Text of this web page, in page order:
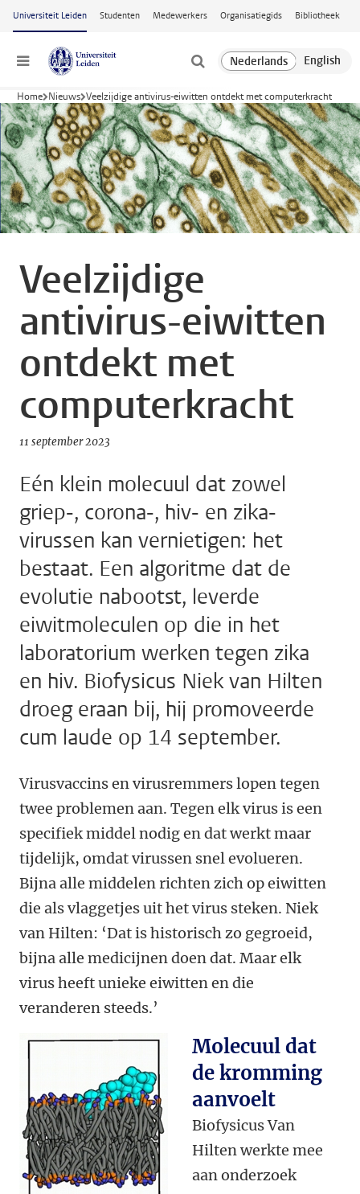
Ga naar hoofdinhoud
Universiteit Leiden Studenten Medewerkers Organisatiegids Bibliotheek
Menu
Home Nieuws Veelzijdige antivirus-eiwitten ontdekt met computerkracht
Veelzijdige
antivirus-eiwitten
ontdekt met
computerkracht
11 september 2023
Eén klein molecuul dat zowel
griep-, corona-, hiv- en zika-
virussen kan vernietigen: het
bestaat. Een algoritme dat de
evolutie nabootst, leverde
eiwitmoleculen op die in het
laboratorium werken tegen zika
en hiv. Biofysicus Niek van Hilten
droeg eraan bij, hij promoveerde
cum laude op 14 september.
Virusvaccins en virusremmers lopen tegen
twee problemen aan. Tegen elk virus is een
specifiek middel nodig en dat werkt maar
tijdelijk, omdat virussen snel evolueren.
Bijna alle middelen richten zich op eiwitten
die als vlaggetjes uit het virus steken. Niek
van Hilten: ‘Dat is historisch zo gegroeid,
bijna alle medicijnen doen dat. Maar elk
virus heeft unieke eiwitten en die
veranderen steeds.’
Molecuul dat
de kromming
aanvoelt
Biofysicus Van
Hilten werkte mee
aan onderzoek